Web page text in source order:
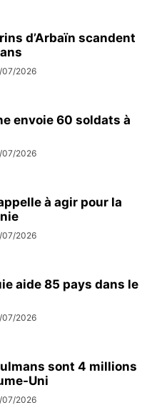
d’Arbaïn scandent
07/2026
envoie 60 soldats à
07/2026
à agir pour la
07/2026
aide 85 pays dans le
07/2026
sont 4 millions
Uni
07/2026